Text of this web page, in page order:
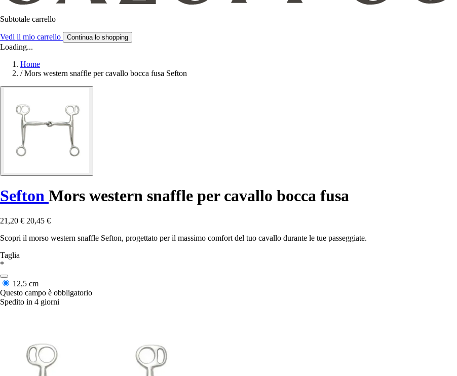
Subtotale carrello
Vedi il mio carrello Continua lo shopping
Loading...
Home
/ Mors western snaffle per cavallo bocca fusa Sefton
Sefton Mors western snaffle per cavallo bocca fusa
21,20 € 20,45 €
Scopri il morso western snaffle Sefton, progettato per il massimo comfort del tuo cavallo durante le tue passeggiate.
Taglia
*
12,5 cm
Questo campo è obbligatorio
Spedito in 4 giorni